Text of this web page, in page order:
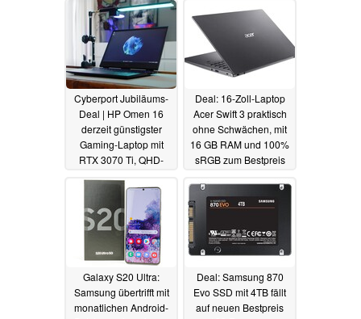
Cyberport Jubiläums-
Deal | HP Omen 16
derzeit günstigster
Gaming-Laptop mit
RTX 3070 Ti, QHD-
18.06.2023
Deal: 16-Zoll-Laptop
Acer Swift 3 praktisch
ohne Schwächen, mit
16 GB RAM und 100%
sRGB zum Bestpreis
Cyberport
18.06.2023
Galaxy S20 Ultra:
Samsung übertrifft mit
monatlichen Android-
Deal: Samsung 870
Evo SSD mit 4TB fällt
auf neuen Bestpreis